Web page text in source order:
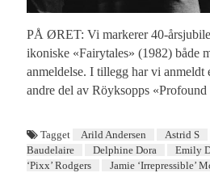
PÅ ØRET: Vi markerer 40-
ikoniske «Fairytales» (1982) både
anmeldelse. I tillegg har vi anmeldt
andre del av Röyksopps
Tagget Arild Andersen Astrid S
Baudelaire
Delphine Dora Emily
‘Pixx’ Rodgers
Jamie ‘Irrepressible’